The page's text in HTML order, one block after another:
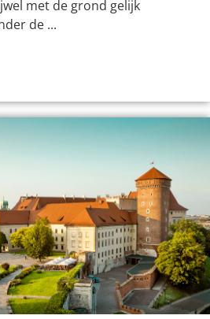
met de grond gelijk
de ...